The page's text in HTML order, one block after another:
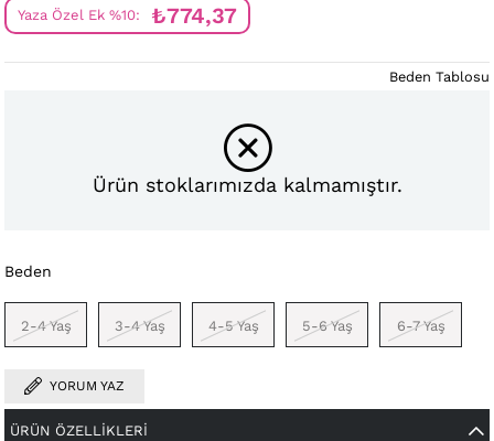
Yaza Özel Ek %10: ₺774,37
Ürün stoklarımızda kalmamıştır.
Beden
2-4 Yaş 3-4 Yaş 4-5 Yaş 5-6 Yaş 6-7 Yaş
Beden Tablosu
YORUM YAZ
ÜRÜN ÖZELLIKLERI